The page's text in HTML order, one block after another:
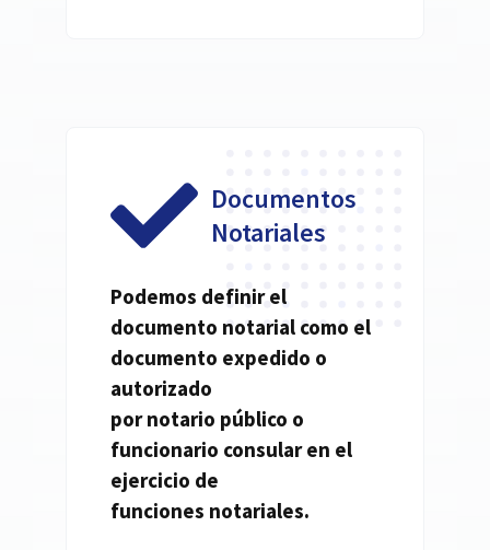
Documentos
Notariales
Podemos definir el
documento notarial como el
documento expedido o
autorizado
pornotario público o
funcionario consular en el
ejercicio de
funciones notariales.